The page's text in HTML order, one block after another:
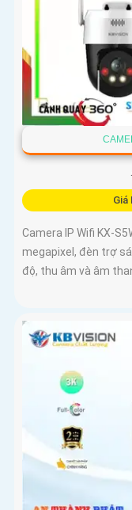
Giá
Camera IP Wifi KX-
megapixel, đèn trợ
độ, thu âm và âm